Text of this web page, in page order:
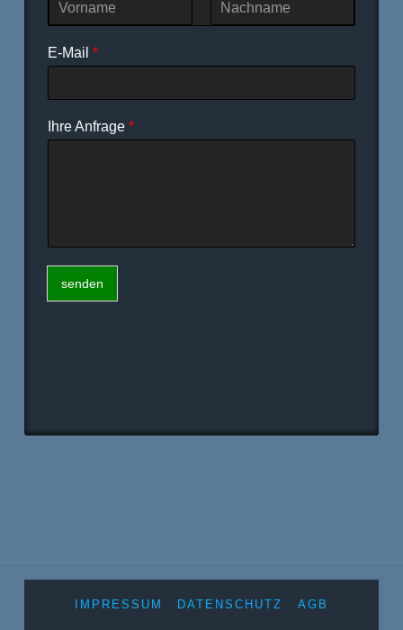
o
r
m
a
E-Mail *
Ihre Anfrage *
senden
IMPRESSUM DATENSCHUTZ AGB